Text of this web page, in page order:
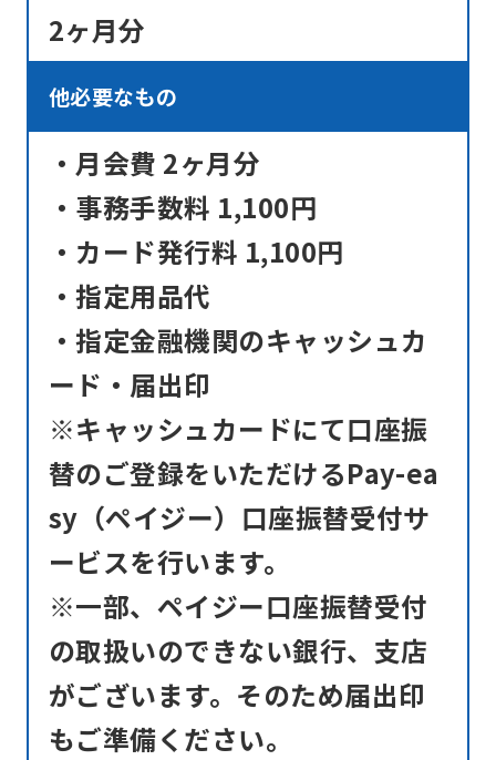
2ヶ月分
他必要なもの
・月会費 2ヶ月分
・事務手数料 1,100円
・カード発行料 1,100円
・指定用品代
・指定金融機関のキャッシュカ
ード・届出印
※キャッシュカードにて口座振
替のご登録をいただけるPay-ea
sy（ペイジー）口座振替受付サ
ービスを行います。
※一部、ペイジー口座振替受付
の取扱いのできない銀行、支店
がございます。そのため届出印
もご準備ください。
to
top
page.
However,
you
an
translation
service,
the
Japanese
version
this
website
will
be